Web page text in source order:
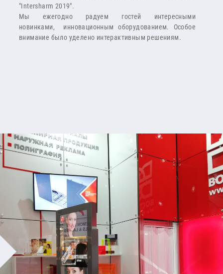
"Intersharm 2019".
Мы ежегодно радуем гостей интересными
новинками, инновационным оборудованием. Особое
внимание было уделено интерактивным решениям.